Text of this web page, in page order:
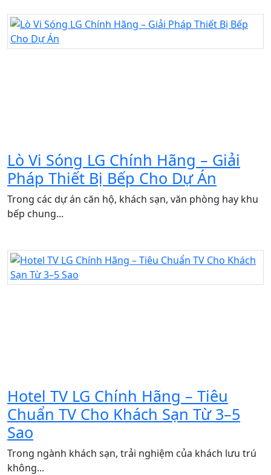
Lò Vi Sóng LG Chính Hãng – Giải
Pháp Thiết Bị Bếp Cho Dự Án
Trong các dự án căn hộ, khách sạn, văn phòng hay khu
bếp chung...
Hotel TV LG Chính Hãng – Tiêu
Chuẩn TV Cho Khách Sạn Từ 3–5
Sao
Trong ngành khách sạn, trải nghiệm của khách lưu trú
không...